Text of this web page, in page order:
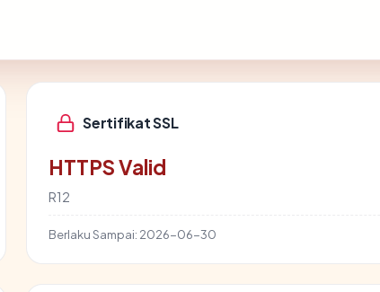
Sertifikat SSL
HTTPS Valid
R12
Berlaku Sampai: 2026-06-30